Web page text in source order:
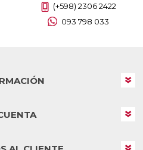
(+598) 2306 2422
093 798 033